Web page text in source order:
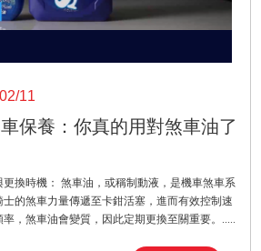
11
保養：你真的用對煞車油了
換時機： 煞車油，或稱制動液，是機車煞車系
的煞車力量傳遞至卡鉗活塞，進而有效控制速
，煞車油會變質，因此定期更換至關重要。.....